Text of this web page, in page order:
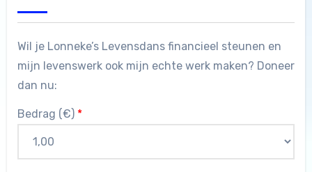
Wil je Lonneke’s Levensdans financieel steunen en
mijn levenswerk ook mijn echte werk maken? Doneer
dan nu:
Bedrag (€) *